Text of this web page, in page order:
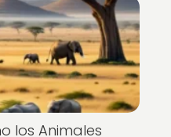
los Animales